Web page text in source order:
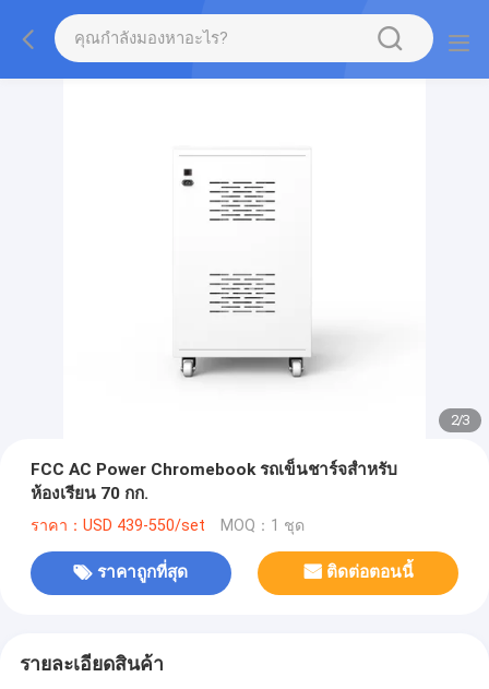
2/3
FCC AC Power Chromebook รถเข็นชาร์จสำหรับ
ห้องเรียน 70 กก.
ราคา：USD 439-550/set MOQ：1 ชุด
ราคาถูกที่สุด ติดต่อตอนนี้
รายละเอียดสินค้า